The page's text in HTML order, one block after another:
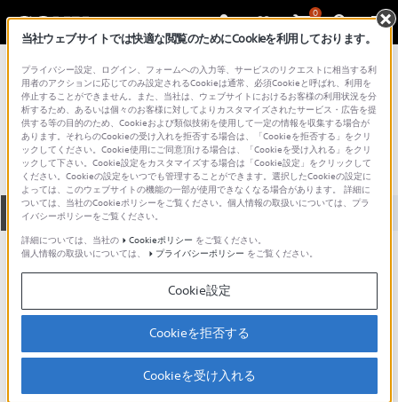
0
総合サポート・お問い合わせ PCV シリーズ
PCV-MX5GK
全て ダウンロード 取扱説明書 Q&A
製品に関する重要なお知らせ
お知らせ
製品に関する重要なお知らせ
重要なお知らせ一覧
当社ウェブサイトでは快適な閲覧のためにCookieを利用しております。
プライバシー設定、ログイン、フォームへの入力等、サービスのリクエストに相当する利
用者のアクションに応じてのみ設定されるCookieは通常、必須Cookieと呼ばれ、利用を
停止することができません。また、当社は、ウェブサイトにおけるお客様の利用状況を分
析するため、あるいは個々のお客様に対してよりカスタマイズされたサービス・広告を提
供する等の目的のため、Cookieおよび類似技術を使用して一定の情報を収集する場合が
あります。それらのCookieの受け入れを拒否する場合は、「Cookieを拒否する」をクリ
ックしてください。Cookie使用にご同意頂ける場合は、「Cookieを受け入れる」をクリ
ックして下さい。Cookie設定をカスタマイズする場合は「Cookie設定」をクリックして
ください。Cookieの設定をいつでも管理することができます。選択したCookieの設定に
よっては、このウェブサイトの機能の一部が使用できなくなる場合があります。 詳細に
ついては、当社のCookieポリシーをご覧ください。個人情報の取扱いについては、プラ
イバシーポリシーをご覧ください。
詳細については、当社の
Cookieポリシー をご覧ください。
個人情報の取扱いについては、
プライバシーポリシー をご覧ください。
Cookie設定
Cookieを拒否する
Cookieを受け入れる